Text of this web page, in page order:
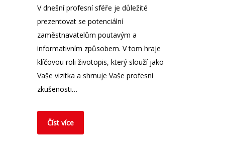
V dnešní profesní sféře je důležité
prezentovat se potenciální
zaměstnavatelům poutavým a
informativním způsobem. V tom hraje
klíčovou roli životopis, který slouží jako
Vaše vizitka a shrnuje Vaše profesní
zkušenosti…
Číst více